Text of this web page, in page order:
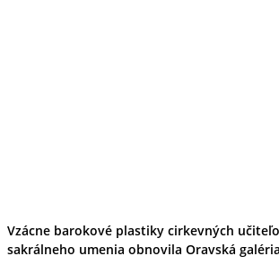
Vzácne barokové plastiky cirkevných
sakrálneho umenia obnovila Oravská galéria